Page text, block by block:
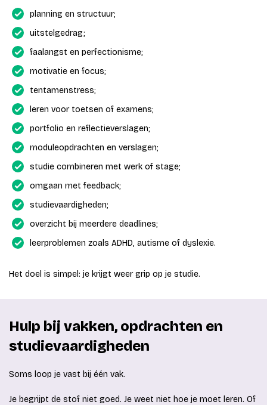
planning en structuur;
uitstelgedrag;
faalangst en perfectionisme;
motivatie en focus;
tentamenstress;
leren voor toetsen of examens;
portfolio en reflectieverslagen;
moduleopdrachten en verslagen;
studie combineren met werk of stage;
omgaan met feedback;
studievaardigheden;
overzicht bij meerdere deadlines;
leerproblemen zoals ADHD, autisme of dyslexie.
Het doel is simpel: je krijgt weer grip op je studie.
Hulp bij vakken, opdrachten en
studievaardigheden
Soms loop je vast bij één vak.
Je begrijpt de stof niet goed. Je weet niet hoe je moet leren. Of